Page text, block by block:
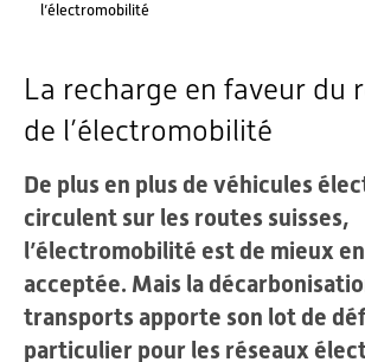
l’électromobilité
La recharge en faveur du
de l’électromobilité
De plus en plus de véhicules
circulent sur les routes suisses,
l’électromobilité est de mieux
acceptée. Mais la
transports apporte son lot de
particulier pour les réseaux